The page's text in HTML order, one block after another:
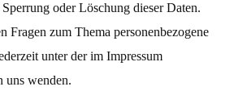
oder Löschung dieser Daten.
Fragen zum Thema personenbezogene
unter der im Impressum
uns wenden.